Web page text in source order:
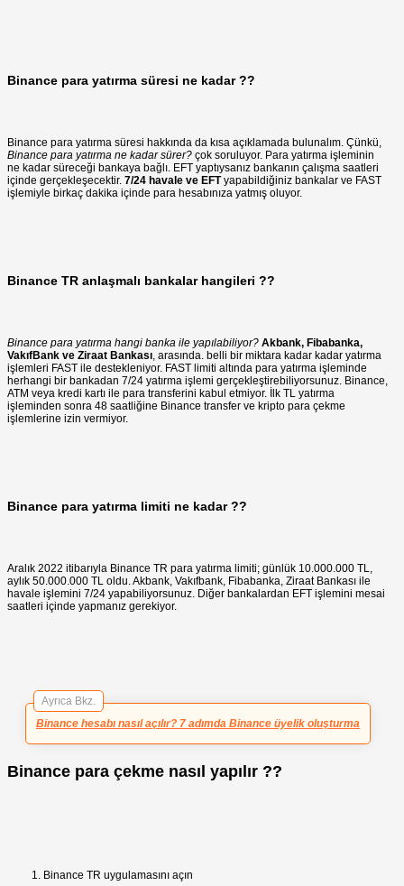
Binance para yatırma süresi ne kadar ??
Binance para yatırma süresi hakkında da kısa açıklamada bulunalım. Çünkü,
Binance para yatırma ne kadar sürer? çok soruluyor. Para yatırma işleminin
ne kadar süreceği bankaya bağlı. EFT yaptıysanız bankanın çalışma saatleri
içinde gerçekleşecektir. 7/24 havale ve EFTyapabildiğiniz bankalar ve FAST
işlemiyle birkaç dakika içinde para hesabınıza yatmış oluyor.
Binance TR anlaşmalı bankalar hangileri ??
Binance para yatırma hangi banka ile yapılabiliyor? Akbank, Fibabanka,
VakıfBank ve Ziraat Bankası , arasında. belli bir miktara kadar kadar yatırma
işlemleri FAST ile destekleniyor. FAST limiti altında para yatırma işleminde
herhangi bir bankadan 7/24 yatırma işlemi gerçekleştirebiliyorsunuz. Binance,
ATM veya kredi kartı ile para transferini kabul etmiyor. İlk TL yatırma
işleminden sonra 48 saatliğine Binance transfer ve kripto para çekme
işlemlerine izin vermiyor.
Binance para yatırma limiti ne kadar ??
Aralık 2022 itibarıyla Binance TR para yatırma limiti; günlük 10.000.000 TL,
aylık 50.000.000 TL oldu. Akbank, Vakıfbank, Fibabanka, Ziraat Bankası ile
havale işlemini 7/24 yapabiliyorsunuz. Diğer bankalardan EFT işlemini mesai
saatleri içinde yapmanız gerekiyor.
Ayrıca Bkz.
Binance hesabı nasıl açılır? 7 adımda Binance üyelik oluşturma
Binance para çekme nasıl yapılır ??
Binance TR uygulamasını açın